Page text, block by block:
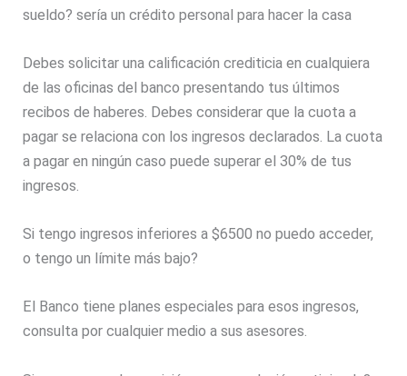
sueldo? sería un crédito personal para hacer la casa
Debes solicitar una calificación crediticia en cualquiera
de las oficinas del banco presentando tus últimos
recibos de haberes. Debes considerar que la cuota a
pagar se relaciona con los ingresos declarados. La cuota
a pagar en ningún caso puede superar el 30% de tus
ingresos.
Si tengo ingresos inferiores a $6500 no puedo acceder,
o tengo un límite más bajo?
El Banco tiene planes especiales para esos ingresos,
consulta por cualquier medio a sus asesores.